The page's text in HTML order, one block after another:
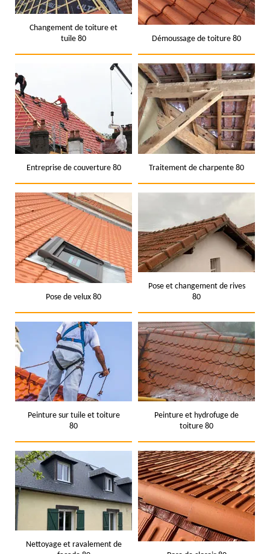
Changement de toiture et
tuile 80
Démoussage de toiture 80
Entreprise de couverture 80 Traitement de charpente 80
Pose de velux 80
Pose et changement de rives
80
Peinture sur tuile et toiture
80
Peinture et hydrofuge de
toiture 80
Nettoyage et ravalement de